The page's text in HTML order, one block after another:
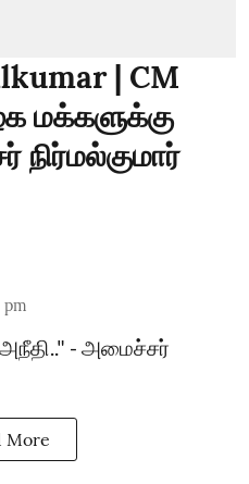
| CM
மக்களுக்கு
pm
- அமைச்சர்
More